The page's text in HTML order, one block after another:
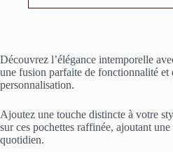
Découvrez l’élégance intemporelle
une fusion parfaite de fonctionnalité
personnalisation.
Ajoutez une touche distincte à votre
sur ces pochettes raffinée, ajoutant
quotidien.